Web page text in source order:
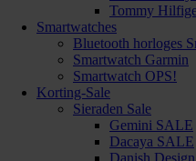
Tommy
Smartwatches
Bluetooth horloges
Smartwatch Garmin
Smartwatch OPS!
Korting-Sale
Sieraden Sale
Gemini SALE
Dacaya SALE
Danish